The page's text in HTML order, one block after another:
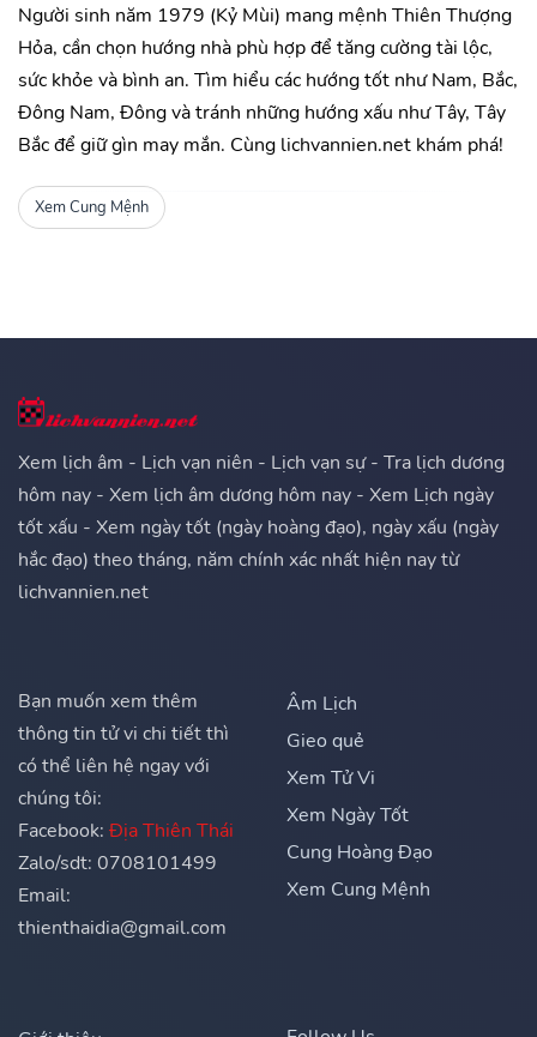
Người sinh năm 1979 (Kỷ Mùi) mang mệnh Thiên Thượng
Hỏa, cần chọn hướng nhà phù hợp để tăng cường tài lộc,
sức khỏe và bình an. Tìm hiểu các hướng tốt như Nam, Bắc,
Đông Nam, Đông và tránh những hướng xấu như Tây, Tây
Bắc để giữ gìn may mắn. Cùng lichvannien.net khám phá!
Xem Cung Mệnh
Xem lịch âm - Lịch vạn niên - Lịch vạn sự - Tra lịch dương
hôm nay - Xem lịch âm dương hôm nay - Xem Lịch ngày
tốt xấu - Xem ngày tốt (ngày hoàng đạo), ngày xấu (ngày
hắc đạo) theo tháng, năm chính xác nhất hiện nay từ
lichvannien.net
Bạn muốn xem thêm
thông tin tử vi chi tiết thì
có thể liên hệ ngay với
chúng tôi:
Facebook: Địa Thiên Thái
Zalo/sdt: 0708101499
Email:
thienthaidia@gmail.com
Âm Lịch
Gieo quẻ
Xem Tử Vi
Xem Ngày Tốt
Cung Hoàng Đạo
Xem Cung Mệnh